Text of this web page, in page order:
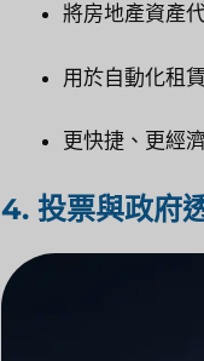
將房地產資產
用於自動化租
更快捷、更經
4. 投票與政府